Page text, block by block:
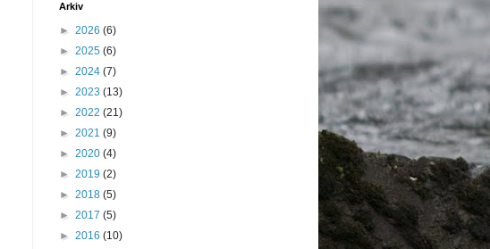
Arkiv
► 2026 (6)
► 2025 (6)
► 2024 (7)
► 2023 (13)
► 2022 (21)
► 2021 (9)
► 2020 (4)
► 2019 (2)
► 2018 (5)
► 2017 (5)
► 2016 (10)